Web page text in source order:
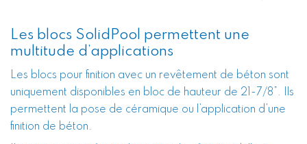
Les blocs SolidPool permettent une
multitude d’applications
Les blocs pour finition avec un revêtement de béton sont
uniquement disponibles en bloc de hauteur de 21-7/8”. Ils
permettent la pose de céramique ou l’application d’une
finition de béton.